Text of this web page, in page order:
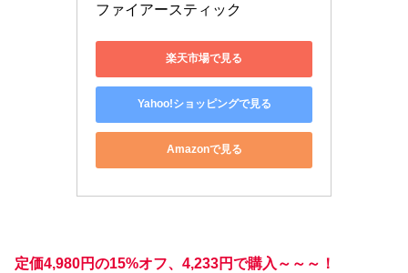
ファイアースティック
楽天市場で見る
Yahoo!ショッピングで見る
Amazonで見る
定価4,980円の15%オフ、4,233円で購入～～～！